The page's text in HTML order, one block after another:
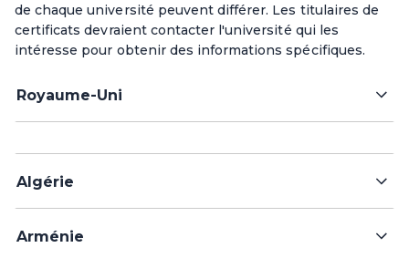
de chaque université peuvent différer. Les titulaires de
certificats devraient contacter l'université qui les
intéresse pour obtenir des informations spécifiques.
Royaume-Uni
Algérie
Arménie